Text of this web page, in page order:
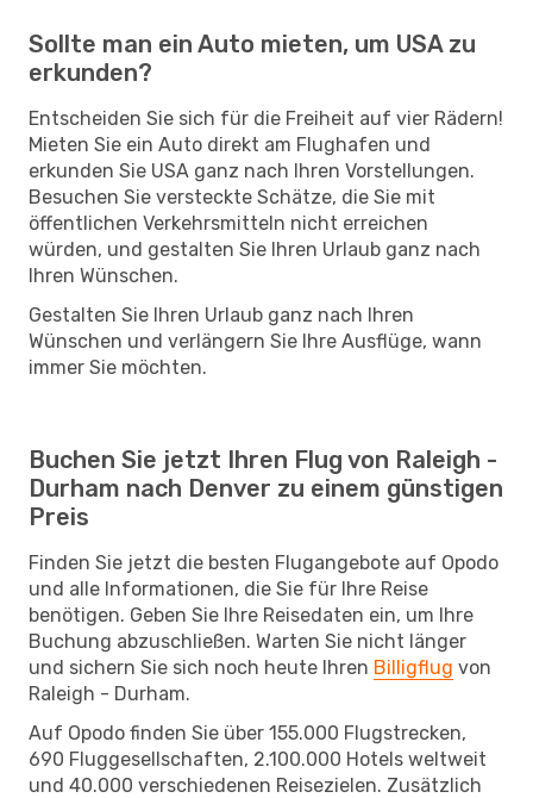
Sollte man ein Auto mieten, um USA zu
erkunden?
Entscheiden Sie sich für die Freiheit auf vier Rädern!
Mieten Sie ein Auto direkt am Flughafen und
erkunden Sie USA ganz nach Ihren Vorstellungen.
Besuchen Sie versteckte Schätze, die Sie mit
öffentlichen Verkehrsmitteln nicht erreichen
würden, und gestalten Sie Ihren Urlaub ganz nach
Ihren Wünschen.
Gestalten Sie Ihren Urlaub ganz nach Ihren
Wünschen und verlängern Sie Ihre Ausflüge, wann
immer Sie möchten.
Buchen Sie jetzt Ihren Flug von Raleigh -
Durham nach Denver zu einem günstigen
Preis
Finden Sie jetzt die besten Flugangebote auf Opodo
und alle Informationen, die Sie für Ihre Reise
benötigen. Geben Sie Ihre Reisedaten ein, um Ihre
Buchung abzuschließen. Warten Sie nicht länger
und sichern Sie sich noch heute Ihren Billigflug von
Raleigh - Durham.
Auf Opodo finden Sie über 155.000 Flugstrecken,
690 Fluggesellschaften, 2.100.000 Hotels weltweit
und 40.000 verschiedenen Reisezielen. Zusätzlich